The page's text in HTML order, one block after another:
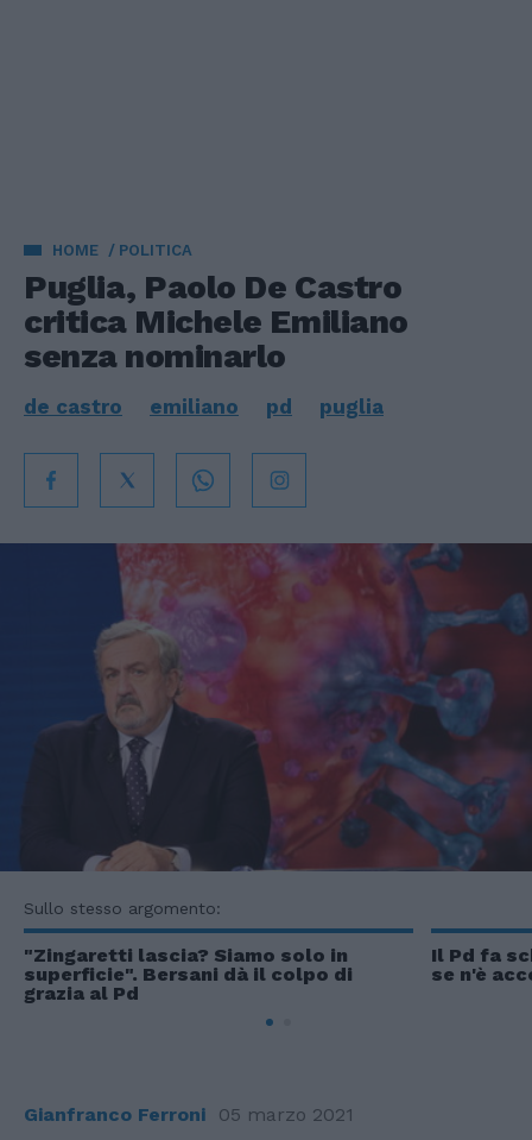
HOME POLITICA
Puglia, Paolo De Castro
critica Michele Emiliano
senza nominarlo
de castro emiliano pd puglia
Sullo stesso argomento:
"Zingaretti lascia? Siamo solo in
superficie". Bersani dà il colpo di
grazia al Pd
Il Pd fa
se n'è
Gianfranco Ferroni 05 marzo 2021